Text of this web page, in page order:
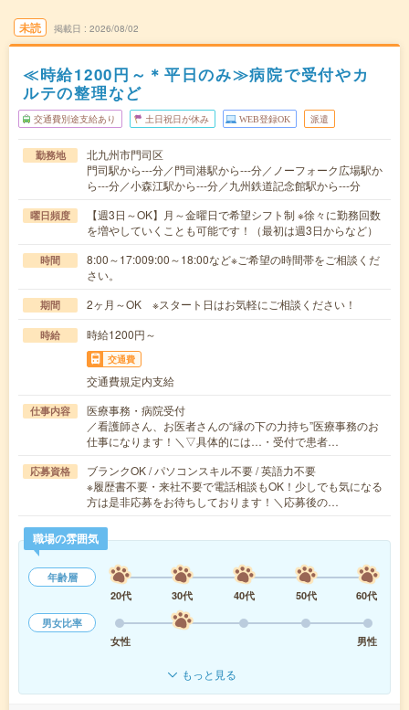
未読 掲載日 2026/08/02
≪時給1200円～＊平日のみ≫病院で受付やカ
ルテの整理など
交通費別途支給あり 土日祝日が休み WEB登録OK 派遣
勤務地
北九州市門司区
門司駅から---分／門司港駅から---分／ノーフォーク広場駅か
ら---分／小森江駅から---分／九州鉄道記念館駅から---分
曜日頻度
【週3日～OK】月～金曜日で希望シフト制 ※徐々に勤務回数
を増やしていくことも可能です！（最初は週3日からなど）
時間
8:00～17:009:00～18:00など※ご希望の時間帯をご相談くだ
さい。
期間 2ヶ月～OK ※スタート日はお気軽にご相談ください！
時給 時給1200円～
交通費
交通費規定内支給
仕事内容
医療事務・病院受付
／看護師さん、お医者さんの“縁の下の力持ち”医療事務のお
仕事になります！＼▽具体的には…・受付で患者…
応募資格
ブランクOK / パソコンスキル不要 / 英語力不要
※履歴書不要・来社不要で電話相談もOK！少しでも気になる
方は是非応募をお待ちしております！＼応募後の…
職場の雰囲気
年齢層
20代
30代 40代 50代
60代
男女比率
女性
男性
もっと見る